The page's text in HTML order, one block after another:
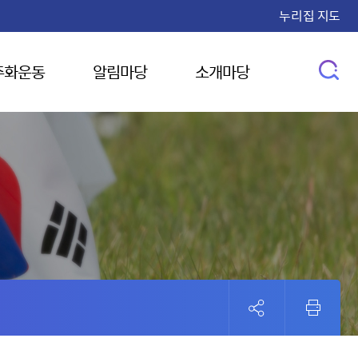
누리집 지도
화운동 알림마당 소개마당